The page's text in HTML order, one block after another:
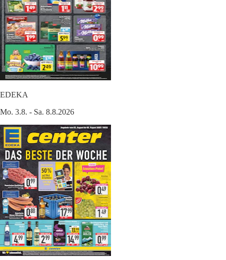
EDEKA
Mo. 3.8. - Sa. 8.8.2026